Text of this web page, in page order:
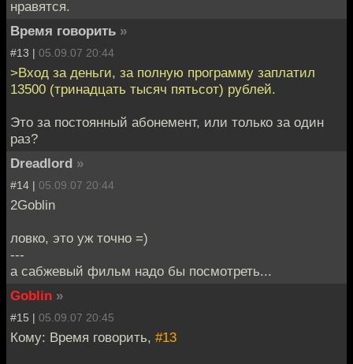
нравятся.
Время говорить »
#13 | 05.09.07 20:44
>Вход за деньги, за полную программу заплатил
13500 (тринадцать тысяч пятьсот) рублей.
Это за постоянный абонемент, или только за один
раз?
Dreadlord »
#14 | 05.09.07 20:44
2Goblin
ловко, это уж точно =)
---
а сабжевый фильм надо бы посмотреть...
Goblin »
#15 | 05.09.07 20:45
Кому: Время говорить, #13